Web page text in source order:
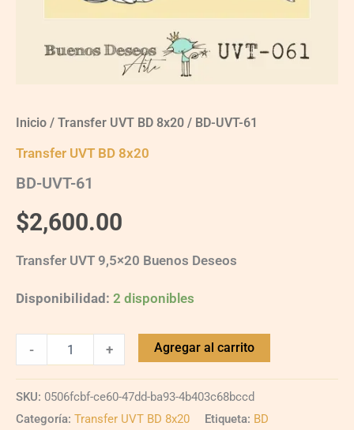
Inicio / Transfer UVT BD 8x20 / BD-UVT-61
Transfer UVT BD 8x20
BD-UVT-61
$2,600.00
Transfer UVT 9,5×20 Buenos Deseos
Disponibilidad: 2 disponibles
- + Agregar al carrito
SKU: 0506fcbf-ce60-47dd-ba93-4b403c68bccd
Categoría: Transfer UVT BD 8x20 Etiqueta: BD